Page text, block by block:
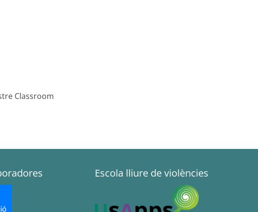
Classroom
Escola lliure de violències